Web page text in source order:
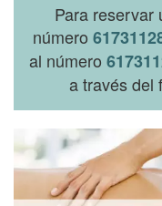
Para reservar
número
al número
a través del